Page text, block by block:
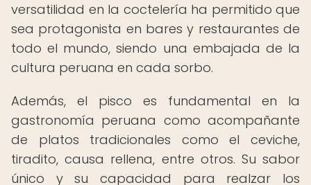
versatilidad en la coctelería ha permitido que
sea protagonista en bares y restaurantes de
todo el mundo, siendo una embajada de la
cultura peruana en cada sorbo.
Además, el pisco es fundamental en la
gastronomía peruana como acompañante
de platos tradicionales como el ceviche,
tiradito, causa rellena, entre otros. Su sabor
único y su capacidad para realzar los